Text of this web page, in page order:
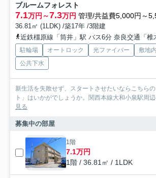
ブルームフォレスト
7.1万円～7.3万円 管理/共益費5,000円～
36.81㎡ (1LDK) /築17年 /3階建
近鉄橿原線「筒井」駅 バス6分 奈良交通「椎木（奈
駐輪場 オートロック 光ファイバー
敷地
公共下水
新生活を失敗せず、スタートさせたいならこちら
ト」はいかがでしょうか。関西本線大和小泉駅周
見る
募集中の部屋
1階
7.1万円
1階 / 36.81㎡ / 1LDK